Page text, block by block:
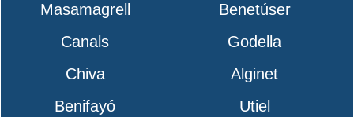
Masamagrell
Benetúser
Canals
Godella
Chiva
Alginet
Benifayó
Utiel